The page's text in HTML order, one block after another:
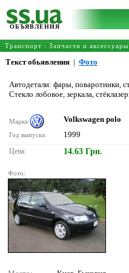
ОБЪЯВЛЕНИЯ
Транспорт : Запчасти и аксессуары
Текст обьявления | Фото
Автодетали: фары, поваротники,
Стекло лобовое, зеркала,
Марка Volkswagen polo
Год выпуска: 1999
Цена: 14.63 Грн.
Фото: